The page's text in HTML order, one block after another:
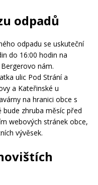
odpadů
odpadu se uskuteční
do 16:00 hodin na
nám.
ulic Pod Strání a
a Kateřinské u
na hranici obce s
bude zhruba měsíc před
webových stránek obce,
vývěsek.